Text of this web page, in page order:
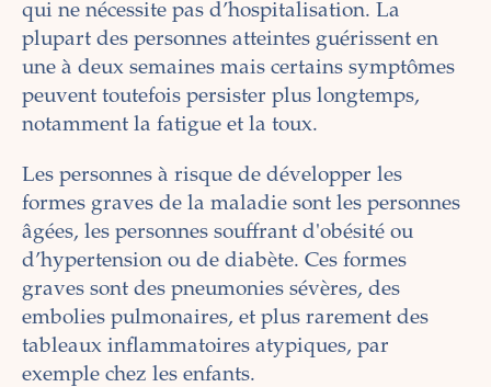
qui ne nécessite pas d’hospitalisation. La
plupart des personnes atteintes guérissent en
une à deux semaines mais certains symptômes
peuvent toutefois persister plus longtemps,
notamment la fatigue et la toux.
Les personnes à risque de développer les
formes graves de la maladie sont les personnes
âgées, les personnes souffrant d'obésité ou
d’hypertension ou de diabète. Ces formes
graves sont des pneumonies sévères, des
embolies pulmonaires, et plus rarement des
tableaux inflammatoires atypiques, par
exemple chez les enfants.